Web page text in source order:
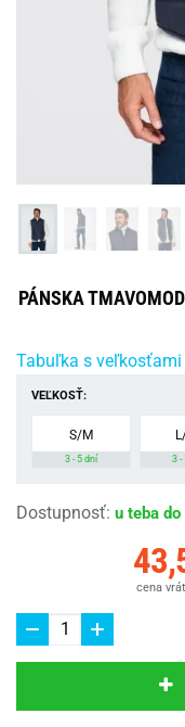
PÁNSKA
Tabuľka s veľkosťami
VEĽKOSŤ:
S/M
3 - 5 dní 3 -
Dostupnosť: u teba
cena